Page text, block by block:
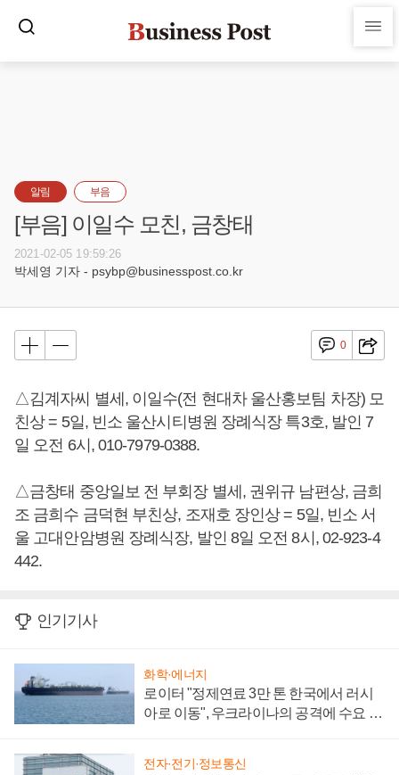
알림 부음
[부음] 이일수 모친, 금창태
2021-02-05 19:59:26
박세영 기자 - psybp@businesspost.co.kr
0
△김계자씨 별세, 이일수(전 현대차 울산홍보팀 차장) 모
친상 = 5일, 빈소 울산시티병원 장례식장 특3호, 발인 7
일 오전 6시, 010-7979-0388.
△금창태 중앙일보 전 부회장 별세, 권위규 남편상, 금희
조 금희수 금덕현 부친상, 조재호 장인상 = 5일, 빈소 서
울 고대안암병원 장례식장, 발인 8일 오전 8시, 02-923-4
442.
인기기사
화학·에너지
로이터 "정제연료 3만 톤 한국에서 러시
아로 이동", 우크라이나의 공격에 수요 늘
전자·전기·정보통신